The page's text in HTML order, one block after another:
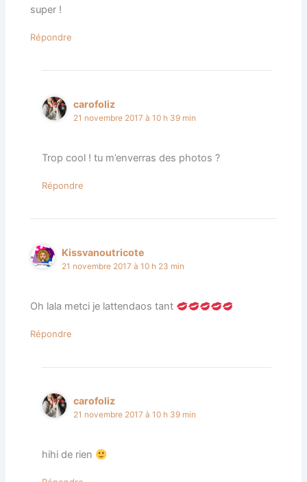
super !
Répondre
carofoliz
21 novembre 2017 à 10 h 39 min
Trop cool ! tu m’enverras des photos ?
Répondre
Kissvanoutricote
21 novembre 2017 à 10 h 23 min
Oh lala metci je lattendaos tant
Répondre
carofoliz
21 novembre 2017 à 10 h 39 min
hihi de rien